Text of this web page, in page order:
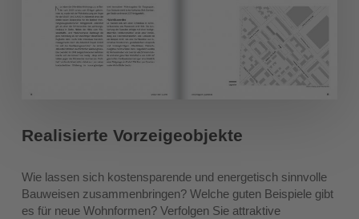
Realisierte Vorzeigeobjekte
Wie lassen sich kostensparende und energetisch sinnvolle
Bauweisen zusammenbringen? Welche guten Beispiele gibt
es für neue Wohnformen? Verfolgen Sie attraktive